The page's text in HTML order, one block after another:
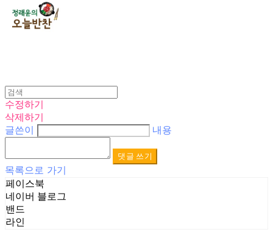
수정하기
삭제하기
글쓴이
내용
댓글 쓰기
목록으로 가기
페이스북
네이버 블로그
밴드
라인